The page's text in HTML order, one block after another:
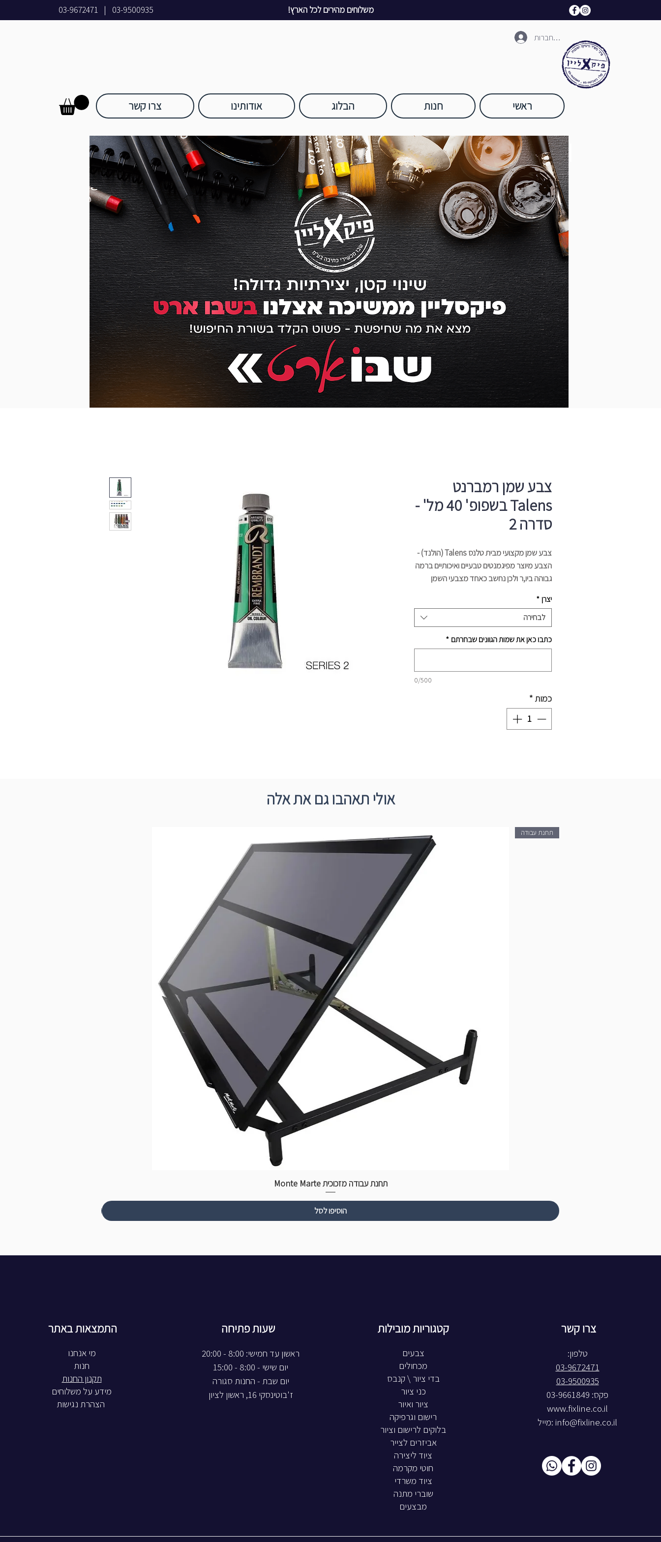
03-9500935
|
03-9672471 משלוחים מהירים לכל הארץ!
להתחברות
ראשי חנות הבלוג אודותינו צרו קשר
צבע שמן רמברנט
Talens בשפופ' 40 מל' -
סדרה 2
צבע שמן מקצועי מבית טלנס Talens (הולנד) -
הצבע מיוצר מפיגמנטים טבעיים ואיכותיים ברמה
גבוהה ביו,ר ולכן נחשב כאחד מצבעי השמן
בשפורפרת של 150 מל'.
צבעים טהורים ועזים במיוחד חוזק צבע אופטימלי
בריכוז פיגמנט גבוה מאוד
סריית צבעים 2
בחרו את כמות הצבעים שתרצו לרכוש בעמוד
זה והקליקו על כפתור ״הוסף לעגלה״.
יצרן *
לבחירה
כתבו כאן את שמות הגוונים שבחרתם *
0/500
כמות*
אולי תאהבו גם את אלה
תחנת עבודה
תחנת עבודה מזכוכית Monte Marte
הוסיפו לסל
התמצאות באתר
חנות
תקנון החנות
מידע על משלוחים
שעות פתיחה
ראשון עד חמישי: 8:00 - 20:00
יום שישי - 8:00 - 15:00
יום שבת - החנות סגורה
ז'בוטינסקי 16, ראשון לציון
קטגוריות מובילות
צבעים
מכחולים
בדי ציור \ קנבס
כני ציור
ציור ואיור
רישום וגרפיקה
בלוקים לרישום וציור
אביזרים לצייר
ציוד ליצירה
חוטי מקרמה
ציוד משרדי
שוברי מתנה
מבצעים
צרו קשר
טלפון:
03-9672471
03-9500935
פקס: 03-9661849
www.fixline.co.il
info@fixline.co.il :מייל